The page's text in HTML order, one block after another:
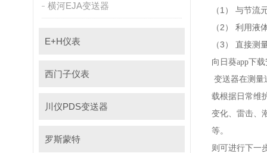
横河EJA变送器
E+H仪表
西门子仪表
川仪PDS变送器
罗斯蒙特
（1） 与节流
（2） 利用液
（3） 直接测量
向日葵app下
变送器在测量
载根据日常维
变化、雷击、
等。
则可进行下一步